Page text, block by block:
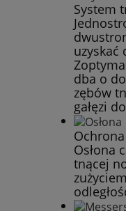
System
uzyskać
dba o
zębów
gałęzi
Osłona
tnącej